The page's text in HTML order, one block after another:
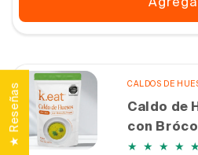
CALDOS DE
Caldo de
con
★ Reseñas